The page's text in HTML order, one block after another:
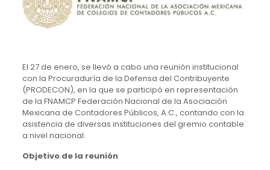
El 27 de enero, se llevó a cabo una reunión institucional
con la Procuraduría de la Defensa del Contribuyente
(PRODECON), en la que se participó en representación
de la FNAMCP Federación Nacional de la Asociación
Mexicana de Contadores Públicos, A.C., contando con la
asistencia de diversas instituciones del gremio contable
a nivel nacional.
Objetivo de la reunión